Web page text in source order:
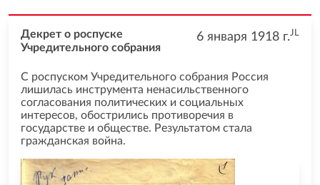
6 января 1918 г.JL
Декрет о роспуске
Учредительного собрания
С роспуском Учредительного собрания Россия
лишилась инструмента ненасильственного
согласования политических и социальных
интересов, обострились противоречия в
государстве и обществе. Результатом стала
гражданская война.